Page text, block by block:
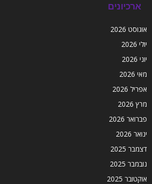
ארכיונים
אוגוסט 2026
יולי 2026
יוני 2026
מאי 2026
אפריל 2026
מרץ 2026
פברואר 2026
ינואר 2026
דצמבר 2025
נובמבר 2025
אוקטובר 2025